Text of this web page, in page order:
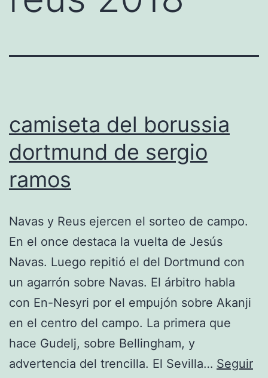
camiseta del borussia
dortmund de sergio
ramos
Navas y Reus ejercen el sorteo de campo.
En el once destaca la vuelta de Jesús
Navas. Luego repitió el del Dortmund con
un agarrón sobre Navas. El árbitro habla
con En-Nesyri por el empujón sobre Akanji
en el centro del campo. La primera que
hace Gudelj, sobre Bellingham, y
advertencia del trencilla. El Sevilla… Seguir